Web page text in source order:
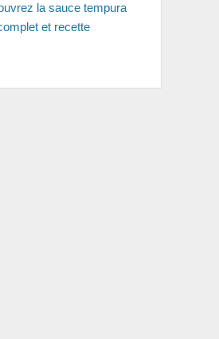
la sauce tempura
et recette